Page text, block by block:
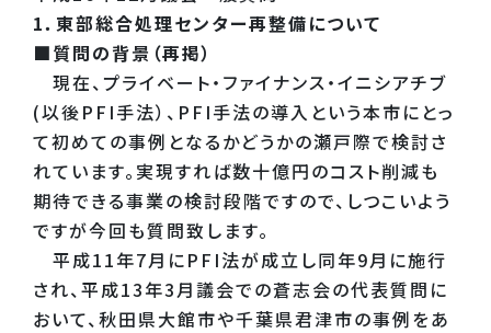
1．東部総合処理センター再整備について
■質問の背景（再掲）
現在、プライベート・ファイナンス・イニシアチブ
(以後PFI手法）、PFI手法の導入という本市にとっ
て初めての事例となるかどうかの瀬戸際で検討さ
れています。実現すれば数十億円のコスト削減も
期待できる事業の検討段階ですので、しつこいよう
ですが今回も質問致します。
平成11年7月にPFI法が成立し同年9月に施行
され、平成13年3月議会での蒼志会の代表質問に
おいて、秋田県大館市や千葉県君津市の事例をあ